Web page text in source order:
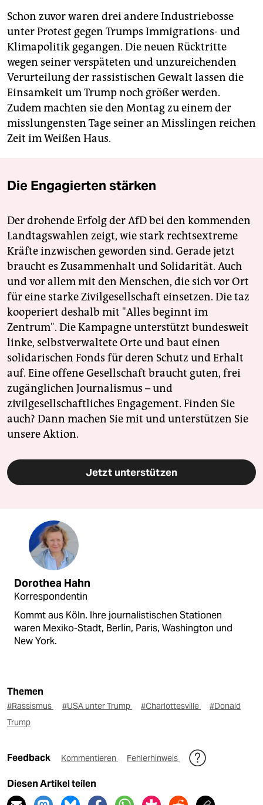
Schon zuvor waren drei andere Industriebosse
unter Protest gegen Trumps Immigrations- und
Klimapolitik gegangen. Die neuen Rücktritte
wegen seiner verspäteten und unzureichenden
Verurteilung der rassistischen Gewalt lassen die
Einsamkeit um Trump noch größer werden.
Zudem machten sie den Montag zu einem der
misslungensten Tage seiner an Misslingen reichen
Zeit im Weißen Haus.
Die Engagierten stärken
Der drohende Erfolg der AfD bei den kommenden
Landtagswahlen zeigt, wie stark rechtsextreme
Kräfte inzwischen geworden sind. Gerade jetzt
braucht es Zusammenhalt und Solidarität. Auch
und vor allem mit den Menschen, die sich vor Ort
für eine starke Zivilgesellschaft einsetzen. Die taz
kooperiert deshalb mit "Alles beginnt im
Zentrum". Die Kampagne unterstützt bundesweit
linke, selbstverwaltete Orte und baut einen
solidarischen Fonds für deren Schutz und Erhalt
auf. Eine offene Gesellschaft braucht guten, frei
zugänglichen Journalismus – und
zivilgesellschaftliches Engagement. Finden Sie
auch? Dann machen Sie mit und unterstützen Sie
unsere Aktion.
Jetzt unterstützen
Dorothea Hahn
Korrespondentin
Kommt aus Köln. Ihre journalistischen Stationen
waren Mexiko-Stadt, Berlin, Paris, Washington und
New York.
Themen
#Rassismus #USA unter Trump #Charlottesville
#Donald
Trump
Feedback Kommentieren Fehlerhinweis
Diesen Artikel teilen